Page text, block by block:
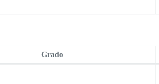
Grado